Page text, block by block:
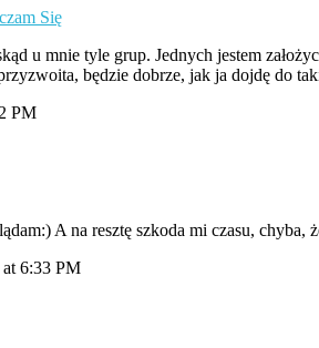
Się
u mnie tyle grup. Jednych jestem
będzie dobrze, jak ja dojdę do
PM
A na resztę szkoda mi czasu, chyba,
6:33 PM